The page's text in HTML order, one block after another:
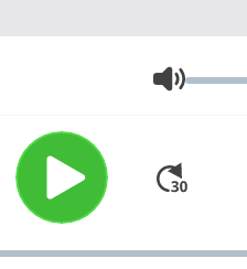
Volume